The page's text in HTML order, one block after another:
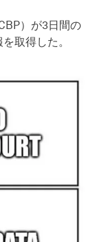
）が3日間の
取得した。